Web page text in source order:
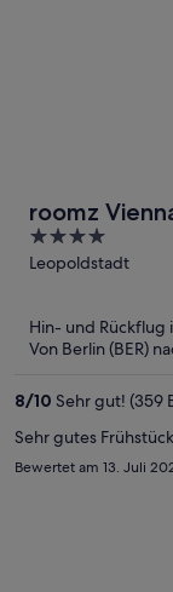
roomz
4
out
Leopoldstadt
Hin- und
Von Berlin (BER)
8/10 Sehr gut! (359
Sehr gutes
Bewertet am 13. Juli